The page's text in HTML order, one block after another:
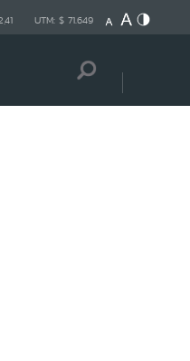
UTM: $ 71.649